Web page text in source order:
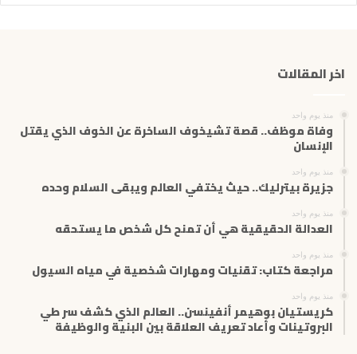
ر
ا
ر
اخر المقالات
منذ يوم واحد
وفاة موظف.. قصة تشيخوف الساخرة عن الخوف الذي يقتل
الإنسان
منذ يوم واحد
جزيرة بيترليك.. حيث يختفي العالم ويبقى السلام وحده
منذ يوم واحد
العدالة الحقيقية هي أن تمنح كل شخص ما يستحقه
منذ يوم واحد
مراجعة كتاب: تقنيات ومهارات شخصية في مياه السيول
منذ يوم واحد
كريستيان بوهيمر أنفينسن.. العالم الذي كشف سر طي
البروتينات وأعاد تعريف العلاقة بين البنية والوظيفة